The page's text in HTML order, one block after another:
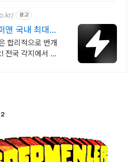
광고
맨 국내 최대
합리적으로 번개
전국 각지에서 올